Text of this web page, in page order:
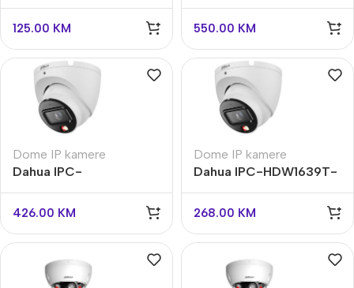
125.00 KM
0280B-S2 8MP
550.00 KM
Dome IP kamere
Dahua IPC-
HDW2649TM-S-IL-
0280B 6 MPX
426.00 KM
Dome IP kamere
Dahua IPC-HDW1639T-
A-IL-0280B-S6 6 MPX
268.00 KM